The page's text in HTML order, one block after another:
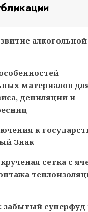
материалов
депиляции и
к
Знак
сетка с
забытый суперфуд